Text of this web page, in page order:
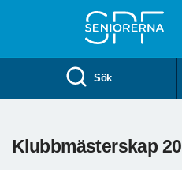
Sök
Klubbmästerskap